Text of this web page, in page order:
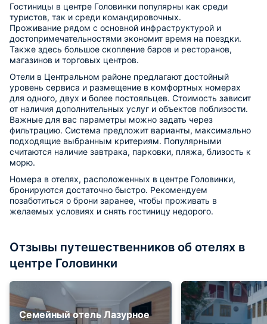
Гостиницы в центре Головинки популярны как среди
туристов, так и среди командировочных.
Проживание рядом с основной инфраструктурой и
достопримечательностями экономит время на поездки.
Также здесь большое скопление баров и ресторанов,
магазинов и торговых центров.
Отели в Центральном районе предлагают достойный
уровень сервиса и размещение в комфортных номерах
для одного, двух и более постояльцев. Стоимость зависит
от наличия дополнительных услуг и объектов поблизости.
Важные для вас параметры можно задать через
фильтрацию. Система предложит варианты, максимально
подходящие выбранным критериям. Популярными
считаются наличие завтрака, парковки, пляжа, близость к
морю.
Номера в отелях, расположенных в центре Головинки,
бронируются достаточно быстро. Рекомендуем
позаботиться о брони заранее, чтобы проживать в
желаемых условиях и снять гостиницу недорого.
Отзывы путешественников об отелях в
центре Головинки
Семейный отель Лазурное